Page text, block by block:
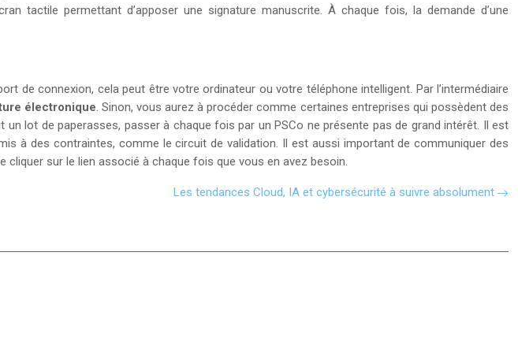
tactile permettant d’apposer une signature manuscrite. À chaque fois, la demande d’une
de connexion, cela peut être votre ordinateur ou votre téléphone intelligent. Par l’intermédiaire
électronique. Sinon, vous aurez à procéder comme certaines entreprises qui possèdent des
lot de paperasses, passer à chaque fois par un PSCo ne présente pas de grand intérêt. Il est
à des contraintes, comme le circuit de validation. Il est aussi important de communiquer des
sur le lien associé à chaque fois que vous en avez besoin.
Les tendances Cloud, IA et cybersécurité à suivre absolument